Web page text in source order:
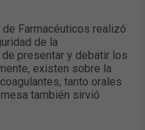
Farmacéuticos realizó
de la
presentar y debatir los
existen sobre la
tanto orales
también sirvió